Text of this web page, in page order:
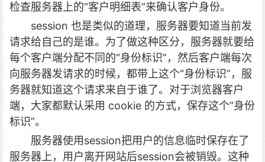
检查服务器上的“客户明细表”来确认客户身份。
session 也是类似的道理，服务器要知道当前发
请求给自己的是谁。为了做这种区分，服务器就要给
每个客户端分配不同的“身份标识”，然后客户端每次
向服务器发请求的时候，都带上这个“身份标识”，服
务器就知道这个请求来自于谁了。对于浏览器客户
端，大家都默认采用 cookie 的方式，保存这个“身份
标识”。
服务器使用session把用户的信息临时保存在了
服务器上，用户离开网站后session会被销毁。这种